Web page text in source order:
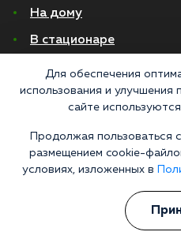
На дому
В стационаре
Амбулаторно
Хронический
Пивной алкоголизм
© 2026 Все права защищены
Политика конфиденциальности
Согласие на обработку
Для обеспечения
использования и улучшения
сайте
Продолжая пользоваться
размещением cookie-
условиях, изложенных в